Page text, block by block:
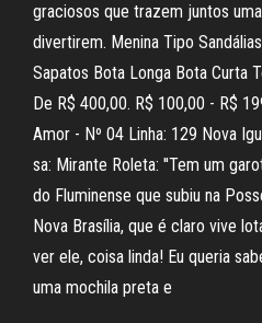
graciosos que trazem juntos
divertirem. Menina Tipo
Sapatos Bota Longa Bota Curta
De R$ 400,00. R$ 100,00 - R$
Amor - Nº 04 Linha: 129 Nova
sa: Mirante Roleta: ''Tem um
do Fluminense que subiu na
Nova Brasília, que é claro vive
ver ele, coisa linda! Eu queria
uma mochila preta e